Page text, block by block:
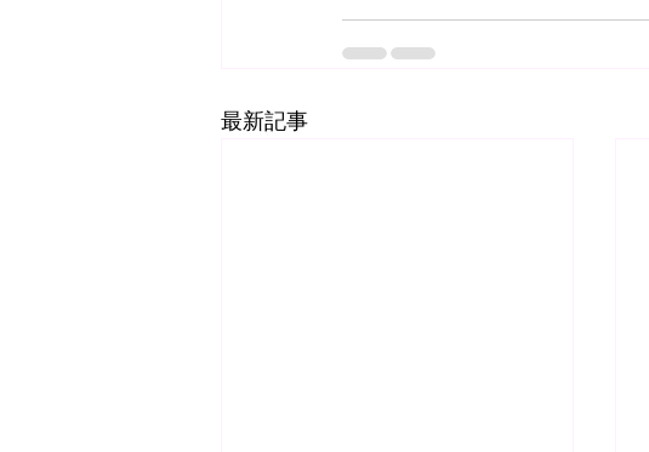
最新記事